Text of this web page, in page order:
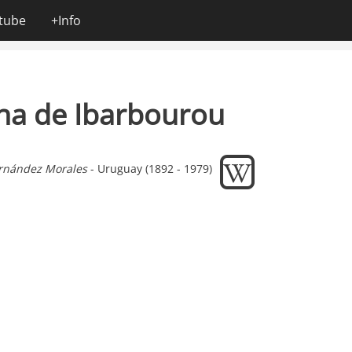
+Info
de Ibarbourou
Morales- Uruguay (1892 - 1979)